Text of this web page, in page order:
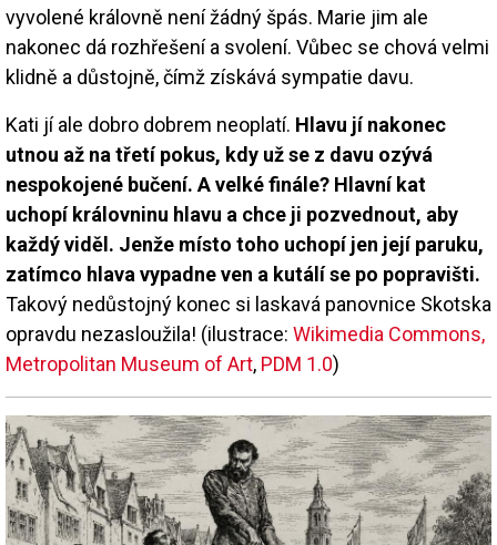
vyvolené královně není žádný špás. Marie jim ale
nakonec dá rozhřešení a svolení. Vůbec se chová velmi
klidně a důstojně, čímž získává sympatie davu.
Kati jí ale dobro dobrem neoplatí. Hlavu jí nakonec
utnou až na třetí pokus, kdy už se z davu ozývá
nespokojené bučení. A velké finále? Hlavní kat
uchopí královninu hlavu a chce ji pozvednout, aby
každý viděl. Jenže místo toho uchopí jen její paruku,
zatímco hlava vypadne ven a kutálí se po popravišti.
Takový nedůstojný konec si laskavá panovnice Skotska
opravdu nezasloužila! (ilustrace: Wikimedia Commons,
Metropolitan Museum of Art, PDM 1.0)